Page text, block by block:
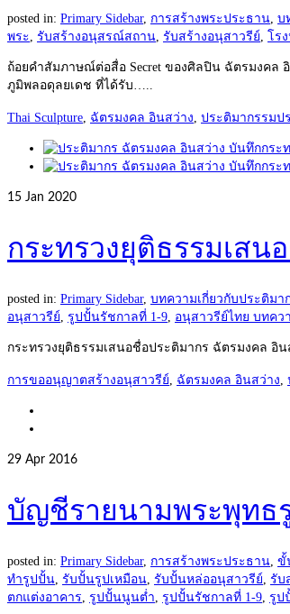
posted in: Primary Sidebar, การสร้างพระประธาน, บ
พระ, รับสร้างอนุสรณ์สถาน, รับสร้างอนุสาวรีย์, โร
ถ้อยคำสัมภาษณ์ต่อสื่อ Secret ของศิลปิน ฉัตรมงคล
ภูมิพลอดุลยเดช ที่ได้รับ…..
Thai Sculpture, ฉัตรมงคล อินสว่าง, ประติมากรรมป
15 Jan 2020
กระทรวงยุติธรรมเสน
posted in: Primary Sidebar, บทความเกี่ยวกับประติมา
อนุสาวรีย์, รูปปั้นรัชกาลที่ 1-9, อนุสาวรีย์ไทย บทคว
กระทรวงยุติธรรมเสนอชื่อประติมากร ฉัตรมงคล อิ
การขออนุญาตสร้างอนุสาวรีย์, ฉัตรมงคล อินสว่าง,
29 Apr 2016
บัญชีรายนามพระพุทธ
posted in: Primary Sidebar, การสร้างพระประธาน, ขั้
ทำรูปปั้น, รับปั้นรูปเหมือน, รับปั้นหล่ออนุสาวรีย์, รับ
ตกแต่งอาคาร, รูปปั้นนูนต่ำ, รูปปั้นรัชกาลที่ 1-9, รูป